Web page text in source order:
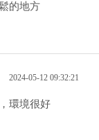
的地方
2024-05-12 09:32:21
環境很好